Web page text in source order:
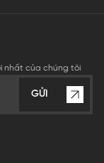
nhất của chúng tôi
GỬI